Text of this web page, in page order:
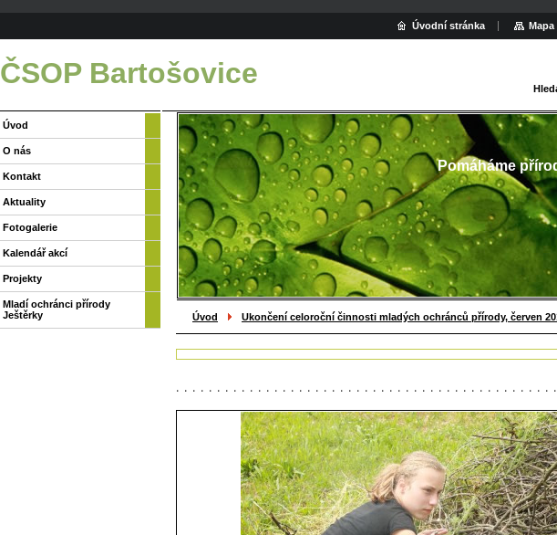
ČSOP Bartošovice
Pomáháme
Úvod Ukončení celoroční činnosti mladých ochránců přírody, červen
Úvod
O nás
Kontakt
Aktuality
Fotogalerie
Kalendář akcí
Projekty
Mladí ochránci přírody
Ještěrky
Úvodní stránka